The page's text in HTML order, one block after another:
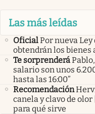
Las más leídas
OficialPor nueva
obtendrán los
Te sorprenderá
salario son unos
hasta las 16:00”
Recomendación
canela y clavo de
para qué sirve